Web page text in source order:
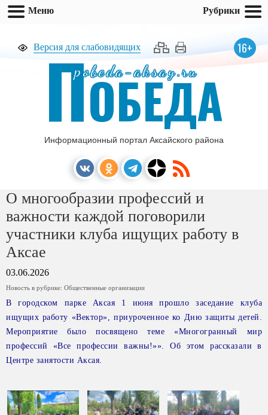
Версия для слабовидящих 16+
pobeda-aksay.ru
ПОБЕДА
Информационный портал Аксайского района
О многообразии профессий и
важности каждой поговорили
участники клуба ищущих работу в
Аксае
03.06.2026
Новость в рубрике: Общественные организации
В городском парке Аксая 1 июня прошло заседание клуба
ищущих работу «Вектор», приуроченное ко Дню защиты детей.
Мероприятие было посвящено теме «Многогранный мир
профессий «Все профессии важны!»». Об этом рассказали в
Центре занятости Аксая.
Меню Рубрики